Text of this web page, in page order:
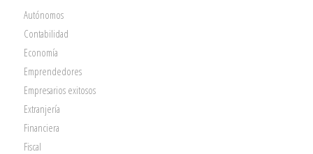
Autónomos
Contabilidad
Economía
Emprendedores
Empresarios exitosos
Extranjería
Financiera
Fiscal